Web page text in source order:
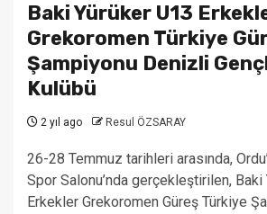
Baki Yürüker U13
Grekoromen Türkiye
Şampiyonu Denizli
Kulübü
2 yıl ago Resul ÖZSARAY
26-28 Temmuz tarihleri arasında,
Spor Salonu’nda gerçekleştirilen, Baki
Erkekler Grekoromen Güreş Türkiye